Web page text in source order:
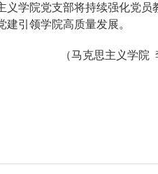
义学院党支部将持续强化党
建引领学院高质量发展。
（马克思主义学院